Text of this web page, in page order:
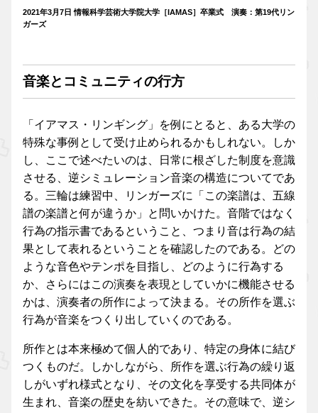
2021年3月7日 情報科学芸術大学院大学［IAMAS］卒業式 演奏：第19代リン
ガーズ
音楽とコミュニティの行方
「イアマス・リンギング」を例にとると、ある大学の
特殊な事例として受け止められるかもしれない。しか
し、ここで述べたいのは、日常に根ざした制度を意識
させる、逆シミュレーション音楽の構造についてであ
る。三輪は練習中、リンガーズに「この楽譜は、五線
譜の楽譜と何が違うか」と問いかけた。音階ではなく
行為の指示書であるということ、つまり音は行為の結
果として表れるということを確認したのである。どの
ような音色やテンポを目指し、どのように行為する
か、さらにはこの演奏を表現としていかに機能させる
かは、演奏者の所作によって決まる。その所作を選ぶ
行為が音楽をつくり出していくのである。
所作とは本来極めて個人的であり、特定の身体に結び
つくものだ。しかしながら、所作を選ぶ行為の繰り返
しがいずれ様式となり、その文化を享受する共同体が
生まれ、音楽の歴史を紡いできた。その意味で、逆シ